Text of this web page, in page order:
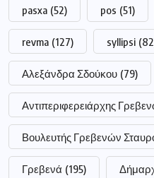
pasxa (52) pos (51)
revma (127) syllipsi
Αλεξάνδρα Σδούκου (79)
Αντιπεριφερειάρχης
Βουλευτής Γρεβενών
Γρεβενά (195)